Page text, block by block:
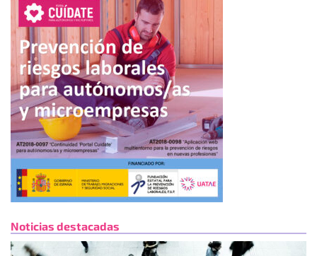
Noticias destacadas